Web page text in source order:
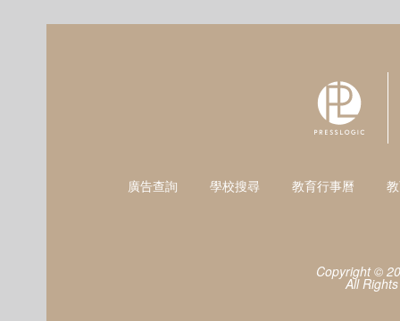
廣告查詢 學校搜尋 教育行事曆
Copyright ©
All